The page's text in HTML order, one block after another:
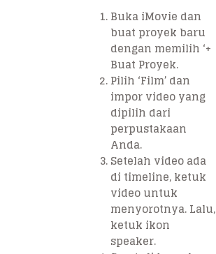
Buka iMovie dan
buat proyek baru
dengan memilih ‘+
Buat Proyek.
Pilih ‘Film’ dan
impor video yang
dipilih dari
perpustakaan
Anda.
Setelah video ada
di timeline, ketuk
video untuk
menyorotnya. Lalu,
ketuk ikon
speaker.